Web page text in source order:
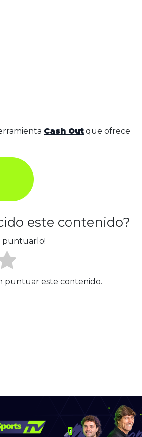
Cash Out que ofrece
este contenido?
puntuarlo!
puntuar este contenido.